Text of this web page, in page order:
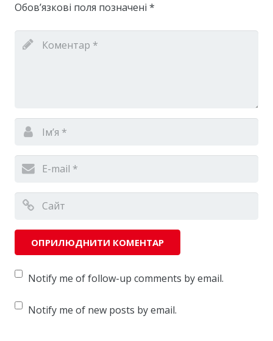
Обов’язкові поля позначені *
Notify me of follow-up comments by email.
Notify me of new posts by email.